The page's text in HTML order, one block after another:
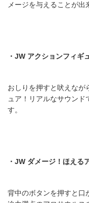
メージを与えることが出
・JW アクションフィギ
おしりを押すと吠えなが
ュア！リアルなサウンド
す。
・JW ダメージ！ほえる
背中のボタンを押すと口